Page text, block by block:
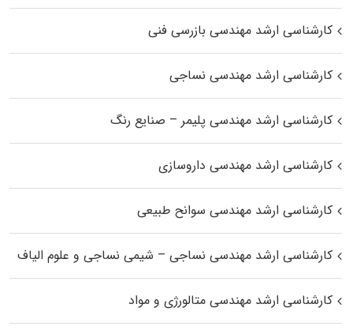
کارشناسی ارشد مهندسی بازرسی فنی
کارشناسی ارشد مهندسی نساجی
کارشناسی ارشد مهندسی پلیمر – صنایع رنگ
کارشناسی ارشد مهندسی داروسازی
کارشناسی ارشد مهندسی سوانح طبیعی
کارشناسی ارشد مهندسی نساجی – شیمی نساجی و علوم الیاف
کارشناسی ارشد مهندسی متالورژی و مواد